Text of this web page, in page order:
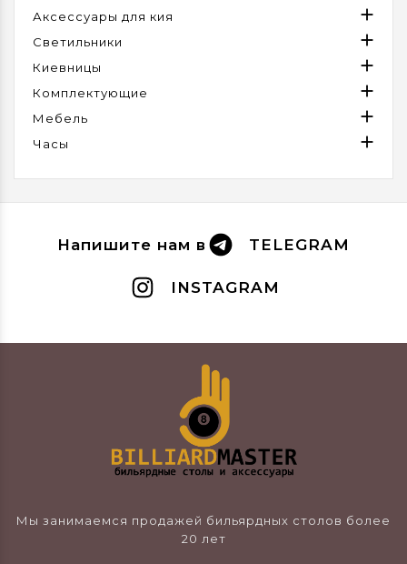
Аксессуары для кия 
Светильники 
Киевницы 
Комплектующие 
Мебель 
Часы 
Напишите нам в TELEGRAM
INSTAGRAM
Мы занимаемся продажей бильярдных столов более
20 лет